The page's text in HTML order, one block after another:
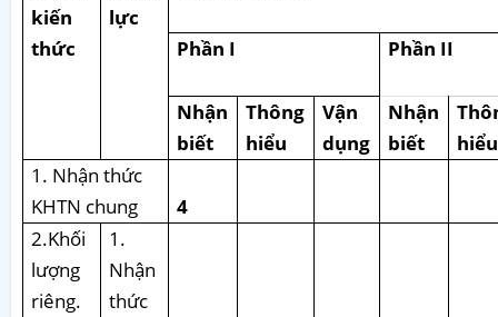
kiến
thức
lực
Phần I Phần II
Nhận
biết
Thông
hiểu
Vận
dụng
Nhận
biết
hiểu
1. Nhận thức
KHTN chung
4
2.Khối
lượng
riêng.
1.
Nhận
thức